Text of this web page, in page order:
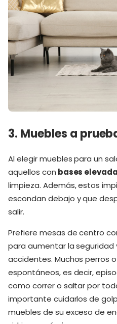
3. Muebles a
Al elegir muebles para un
aquellos con bases
limpieza. Además, estos
escondan debajo y que
salir.
Prefiere mesas de centro
para aumentar la seguridad
accidentes. Muchos perros
espontáneos, es decir,
como correr o saltar por
importante cuidarlos de
muebles de su exceso de